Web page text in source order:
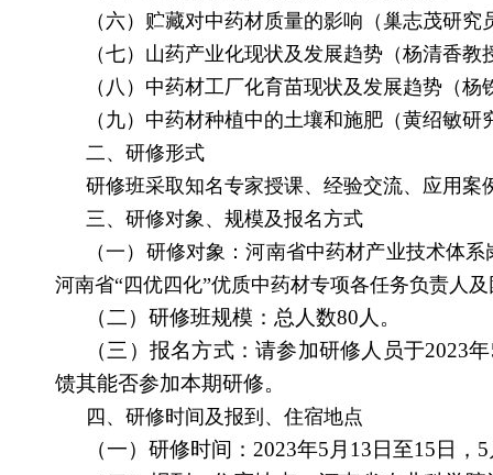
（六）贮藏对中药材质量的影响（巢志茂研究
（七）山药产业化现状及发展趋势（杨清香教
（八）中药材工厂化育苗现状及发展趋势（杨
（九）中药材种植中的土壤和施肥（黄绍敏研
二、研修形式
研修班采取知名专家授课、经验交流、应用
三、研修对象、规模及报名方式
（一）研修对象：河南省中药材产业技术体
河南省“四优四化”优质中药材专项各任务负责人
（二）研修班规模：总人数80人。
（三）报名方式：请参加研修人员于2023
馈其能否参加本期研修。
四、研修时间及报到、住宿地点
（一）研修时间：2023年5月13日至15日